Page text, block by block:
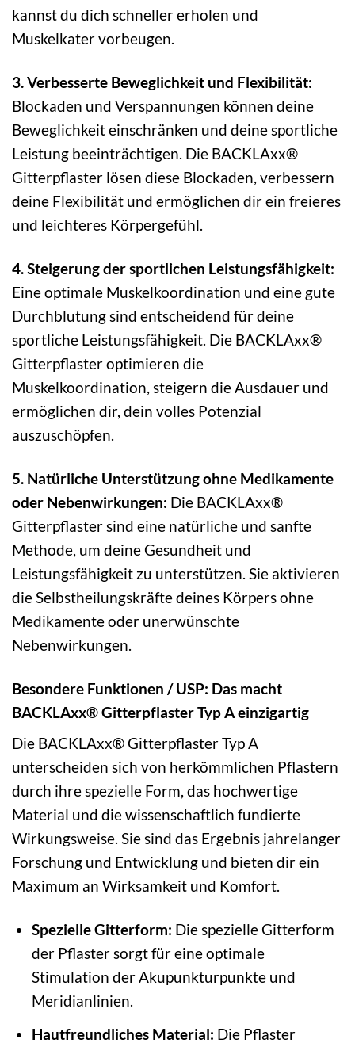
kannst du dich schneller erholen und
Muskelkater vorbeugen.
3. Verbesserte Beweglichkeit und Flexibilität:
Blockaden und Verspannungen können deine
Beweglichkeit einschränken und deine sportliche
Leistung beeinträchtigen. Die BACKLAxx®
Gitterpflaster lösen diese Blockaden, verbessern
deine Flexibilität und ermöglichen dir ein freieres
und leichteres Körpergefühl.
4. Steigerung der sportlichen Leistungsfähigkeit:
Eine optimale Muskelkoordination und eine gute
Durchblutung sind entscheidend für deine
sportliche Leistungsfähigkeit. Die BACKLAxx®
Gitterpflaster optimieren die
Muskelkoordination, steigern die Ausdauer und
ermöglichen dir, dein volles Potenzial
auszuschöpfen.
5. Natürliche Unterstützung ohne Medikamente
oder Nebenwirkungen: Die BACKLAxx®
Gitterpflaster sind eine natürliche und sanfte
Methode, um deine Gesundheit und
Leistungsfähigkeit zu unterstützen. Sie aktivieren
die Selbstheilungskräfte deines Körpers ohne
Medikamente oder unerwünschte
Nebenwirkungen.
Besondere Funktionen / USP: Das macht
BACKLAxx® Gitterpflaster Typ A einzigartig
Die BACKLAxx® Gitterpflaster Typ A
unterscheiden sich von herkömmlichen Pflastern
durch ihre spezielle Form, das hochwertige
Material und die wissenschaftlich fundierte
Wirkungsweise. Sie sind das Ergebnis jahrelanger
Forschung und Entwicklung und bieten dir ein
Maximum an Wirksamkeit und Komfort.
Spezielle Gitterform: Die spezielle Gitterform
der Pflaster sorgt für eine optimale
Stimulation der Akupunkturpunkte und
Meridianlinien.
Hautfreundliches Material: Die Pflaster